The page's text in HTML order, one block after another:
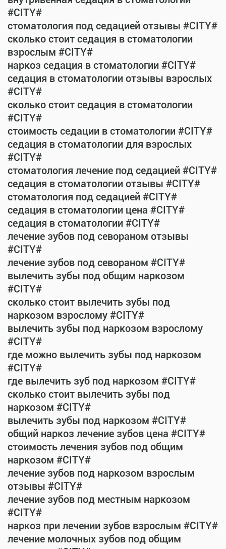
#CITY#
стоматология под седацией отзывы #CITY#
сколько стоит седация в стоматологии
взрослым #CITY#
наркоз седация в стоматологии #CITY#
седация в стоматологии отзывы взрослых
#CITY#
сколько стоит седация в стоматологии
#CITY#
стоимость седации в стоматологии #CITY#
седация в стоматологии для взрослых
#CITY#
стоматология лечение под седацией #CITY#
седация в стоматологии отзывы #CITY#
стоматология под седацией #CITY#
седация в стоматологии цена #CITY#
седация в стоматологии #CITY#
лечение зубов под севораном отзывы
#CITY#
лечение зубов под севораном #CITY#
вылечить зубы под общим наркозом
#CITY#
сколько стоит вылечить зубы под
наркозом взрослому #CITY#
вылечить зубы под наркозом взрослому
#CITY#
где можно вылечить зубы под наркозом
#CITY#
где вылечить зуб под наркозом #CITY#
сколько стоит вылечить зубы под
наркозом #CITY#
вылечить зубы под наркозом #CITY#
общий наркоз лечение зубов цена #CITY#
стоимость лечения зубов под общим
наркозом #CITY#
лечение зубов под наркозом взрослым
отзывы #CITY#
лечение зубов под местным наркозом
#CITY#
наркоз при лечении зубов взрослым #CITY#
лечение молочных зубов под общим